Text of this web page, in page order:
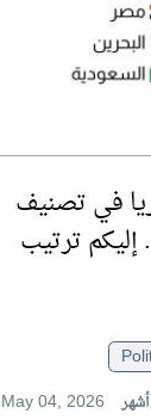
في تصنيف
ترتيب
May 04, 2026